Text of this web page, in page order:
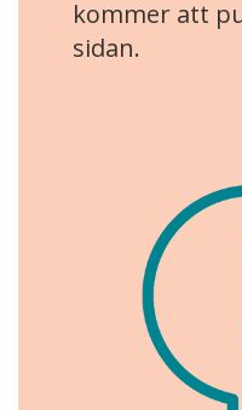
kommer att
sidan.